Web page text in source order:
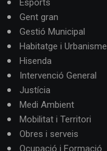
Esports
Gent gran
Gestió Municipal
Habitatge i Urbanisme
Hisenda
Intervenció General
Justícia
Medi Ambient
Mobilitat i Territori
Obres i serveis
Ocupació i Formació